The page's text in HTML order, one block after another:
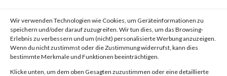
Wir verwenden Technologien wie Cookies, um Geräteinformationen zu
speichern und/oder darauf zuzugreifen. Wir tun dies, um das Browsing-
Erlebnis zu verbessern und um (nicht) personalisierte Werbung anzuzeigen.
Wenn du nicht zustimmst oder die Zustimmung widerrufst, kann dies
bestimmte Merkmale und Funktionen beeinträchtigen.
Klicke unten, um dem oben Gesagten zuzustimmen oder eine detaillierte
Facebook 0